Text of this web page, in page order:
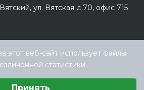
ул. Вятская д.70, офис 715
этот веб-сайт использует файлы
статистики.
Принять